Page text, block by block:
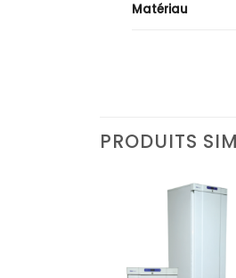
Matériau
PRODUITS